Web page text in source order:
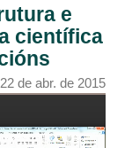
e
científica
22 de abr. de 2015